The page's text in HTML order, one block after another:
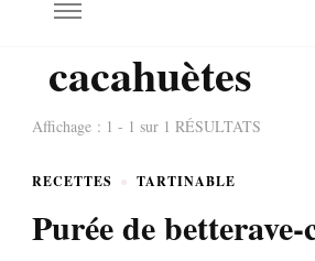
cacahuètes
Affichage : 1 - 1 sur 1 RÉSULTATS
RECETTES TARTINABLE
Purée de betterave-